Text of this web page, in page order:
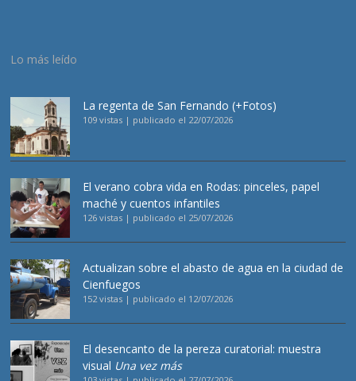
Lo más leído
La regenta de San Fernando (+Fotos)
109 vistas | publicado el 22/07/2026
El verano cobra vida en Rodas: pinceles, papel
maché y cuentos infantiles
126 vistas | publicado el 25/07/2026
Actualizan sobre el abasto de agua en la ciudad de
Cienfuegos
152 vistas | publicado el 12/07/2026
El desencanto de la pereza curatorial: muestra
visual Una vez más